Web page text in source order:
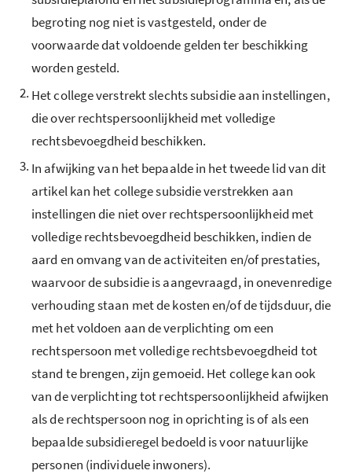
begroting nog niet is vastgesteld, onder de
voorwaarde dat voldoende gelden ter beschikking
worden gesteld.
2. Het college verstrekt slechts subsidie aan instellingen,
die over rechtspersoonlijkheid met volledige
rechtsbevoegdheid beschikken.
3. In afwijking van het bepaalde in het tweede lid van dit
artikel kan het college subsidie verstrekken aan
instellingen die niet over rechtspersoonlijkheid met
volledige rechtsbevoegdheid beschikken, indien de
aard en omvang van de activiteiten en/of prestaties,
waarvoor de subsidie is aangevraagd, in onevenredige
verhouding staan met de kosten en/of de tijdsduur, die
met het voldoen aan de verplichting om een
rechtspersoon met volledige rechtsbevoegdheid tot
stand te brengen, zijn gemoeid. Het college kan ook
van de verplichting tot rechtspersoonlijkheid afwijken
als de rechtspersoon nog in oprichting is of als een
bepaalde subsidieregel bedoeld is voor natuurlijke
personen (individuele inwoners).